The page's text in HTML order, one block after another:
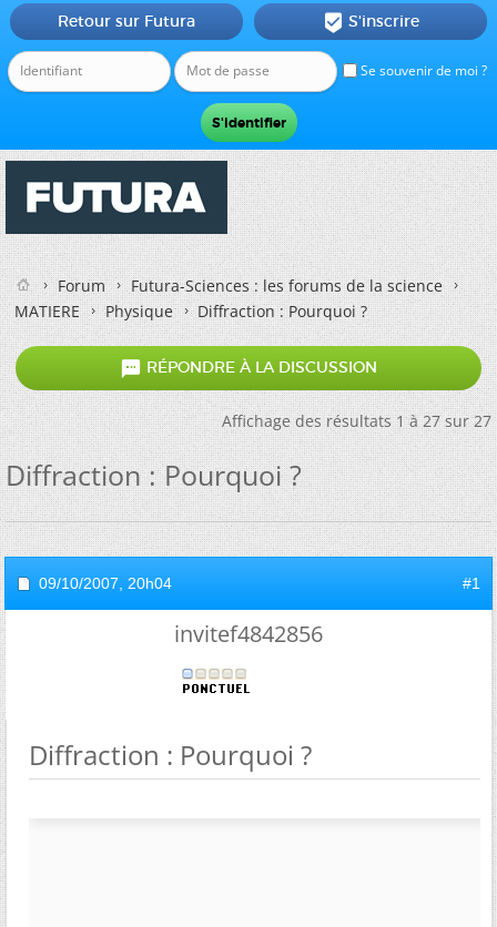
Se souvenir de moi ?
Retour sur Futura  S'inscrire
Forum
Futura-Sciences : les forums de la science
MATIERE
Physique Diffraction : Pourquoi ?
 RÉPONDRE À LA DISCUSSION
Affichage des résultats 1 à 27 sur 27
Diffraction : Pourquoi ?
09/10/2007, 20h04 #1
invitef4842856
Diffraction : Pourquoi ?